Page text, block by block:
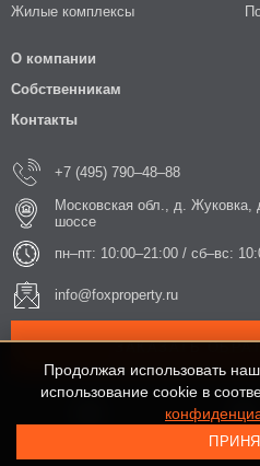
Жилые комплексы
О компании
Собственникам
Контакты
+7 (495) 790–48–88
Московская обл., д. Жуковка,
шоссе
пн–пт: 10:00–21:00 / сб–вс:
info@foxproperty.ru
ЗАКАЗАТЬ
Продолжая использовать
использование cookie в